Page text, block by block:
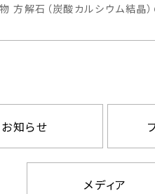
方解石（炭酸カルシウム結晶
お知らせ
メディア